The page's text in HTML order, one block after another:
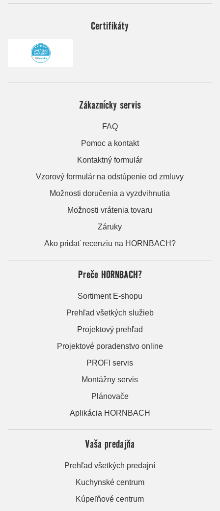
Certifikáty
Zákaznícky servis
FAQ
Pomoc a kontakt
Kontaktný formulár
Vzorový formulár na odstúpenie od zmluvy
Možnosti doručenia a vyzdvihnutia
Možnosti vrátenia tovaru
Záruky
Ako pridať recenziu na HORNBACH?
Prečo HORNBACH?
Sortiment E-shopu
Prehľad všetkých služieb
Projektový prehľad
Projektové poradenstvo online
PROFI servis
Montážny servis
Plánovače
Aplikácia HORNBACH
Vaša predajňa
Prehľad všetkých predajní
Kuchynské centrum
Kúpeľňové centrum